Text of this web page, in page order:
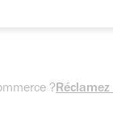
?Réclamez